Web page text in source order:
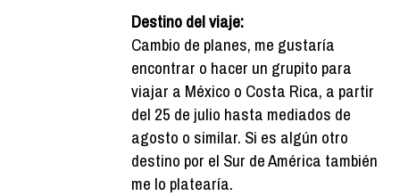
Destino del viaje:
Cambio de planes, me gustaría
encontrar o hacer un grupito para
viajar a México o Costa Rica, a partir
del 25 de julio hasta mediados de
agosto o similar. Si es algún otro
destino por el Sur de América también
me lo platearía.